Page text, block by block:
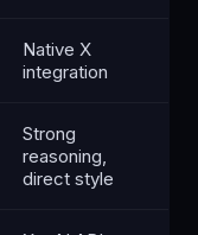
Native X
integration
Strong
reasoning,
direct style